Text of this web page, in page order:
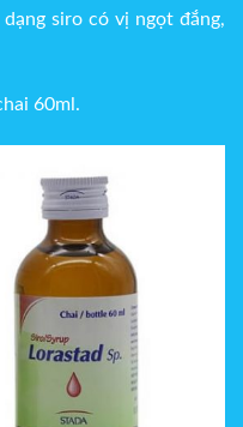
siro có vị ngọt đắng,
60ml.